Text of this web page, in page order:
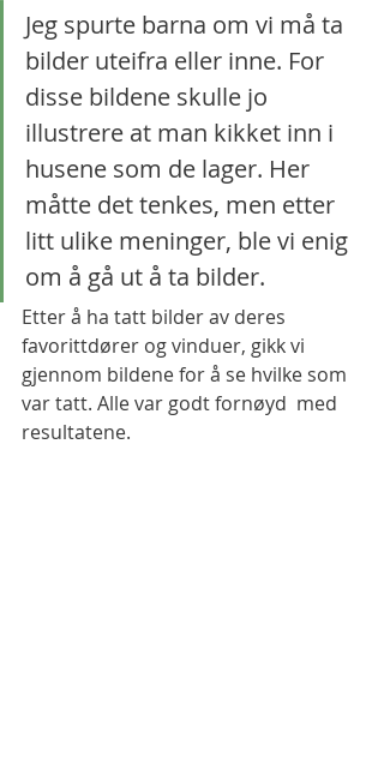
Jeg spurte barna om vi må ta
bilder uteifra eller inne. For
disse bildene skulle jo
illustrere at man kikket inn i
husene som de lager. Her
måtte det tenkes, men etter
litt ulike meninger, ble vi enig
om å gå ut å ta bilder.
Etter å ha tatt bilder av deres
favorittdører og vinduer, gikk vi
gjennom bildene for å se hvilke som
var tatt. Alle var godt fornøyd  med
resultatene.